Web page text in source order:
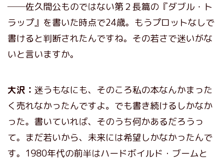
──佐久間公ものではない第２長篇の『ダブル・ト
ラップ』を書いた時点で24歳。もうプロットなしで
書けると判断されたんですね。その若さで迷いがな
いと言いますか。
大沢： 迷うもなにも、そのころ私の本なんかまった
く売れなかったんですよ。でも書き続けるしかなか
った。書いていれば、そのうち何かあるだろうっ
て。まだ若いから、未来には希望しかなかったんで
す。1980年代の前半はハードボイルド・ブームと